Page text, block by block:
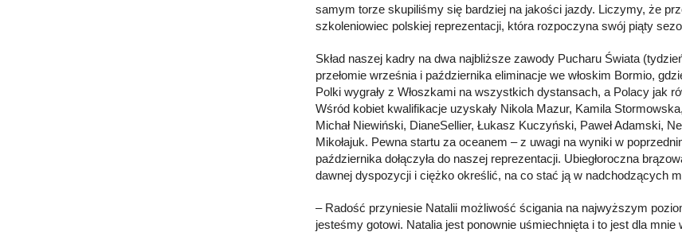
samym torze skupiliśmy się bardziej na jakości jazdy. Liczymy, że
szkoleniowiec polskiej reprezentacji, która rozpoczyna swój piąty
Skład naszej kadry na dwa najbliższe zawody Pucharu Świata
przełomie września i października eliminacje we włoskim Bormio,
Polki wygrały z Włoszkami na wszystkich dystansach, a Polacy jak
Wśród kobiet kwalifikacje uzyskały Nikola Mazur, Kamila
Michał Niewiński, DianeSellier, Łukasz Kuczyński, Paweł Adamski,
Mikołajuk. Pewna startu za oceanem – z uwagi na wyniki w
października dołączyła do naszej reprezentacji. Ubiegłoroczna
dawnej dyspozycji i ciężko określić, na co stać ją w nadchodzących
– Radość przyniesie Natalii możliwość ścigania na najwyższym
jesteśmy gotowi. Natalia jest ponownie uśmiechnięta i to jest dla